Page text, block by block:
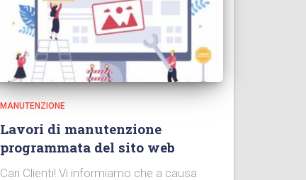
MANUTENZIONE
Lavori di manutenzione
programmata del sito web
Cari Clienti! Vi informiamo che a causa